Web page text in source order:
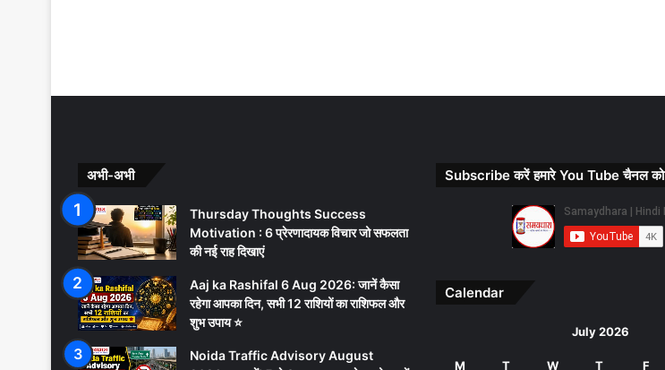
अभी-अभी
Thursday Thoughts Success
Motivation : 6 प्रेरणादायक विचार जो सफलता
की नई राह दिखाएं
Aaj ka Rashifal 6 Aug 2026: जानें कैसा
रहेगा आपका दिन, सभी 12 राशियों का राशिफल और
शुभ उपाय ⭐
Noida Traffic Advisory August
Subscribe करें हमारे You Tube चैनल को
Calendar
July 2026
M T W T F